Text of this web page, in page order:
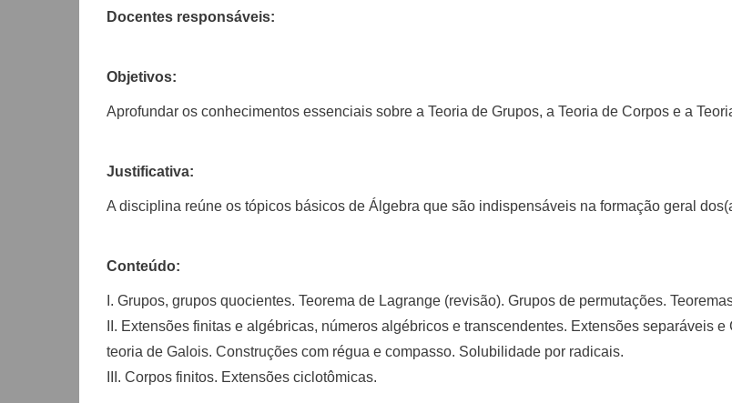
Docentes responsáveis:
Objetivos:
Aprofundar os conhecimentos essenciais sobre a Teoria de Grupos, a Teoria de Corpos e a
Justificativa:
A disciplina reúne os tópicos básicos de Álgebra que são indispensáveis na formação geral
Conteúdo:
I. Grupos, grupos quocientes. Teorema de Lagrange (revisão). Grupos de permutações.
II. Extensões finitas e algébricas, números algébricos e transcendentes. Extensões separáveis
teoria de Galois. Construções com régua e compasso. Solubilidade por radicais.
III. Corpos finitos. Extensões ciclotômicas.